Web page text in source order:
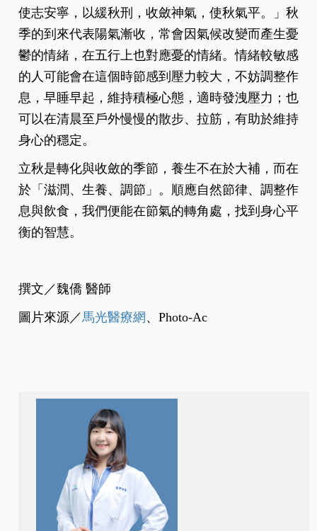
使志安寧，以緩秋刑，收斂神氣，使秋氣平。」秋
季的到來代表陽氣漸收，常會因氣候改變而產生憂
鬱的情緒，在五行上也對應憂的情緒。情緒較敏感
的人可能會在這個時節感到壓力較大，不妨調整作
息，早睡早起，維持積極心態，適時發洩壓力；也
可以在清晨至戶外慢慢的散步、拉筋，有助於維持
身心的穩定。
立秋是轉化與收斂的季節，養生不在於大補，而在
於「滋潤、生養、調節」。順應自然節律、調整作
息與飲食，我們便能在節氣的轉角處，找到身心平
衡的智慧。
撰文／魏僑 醫師
圖片來源／馬光醫療網 、Photo-Ac